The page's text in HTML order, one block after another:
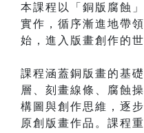
本課程以「銅版腐蝕
實作，循序漸進地帶
始，進入版畫創作的世
課程涵蓋銅版畫的基
層、刻畫線條、腐蝕
構圖與創作思維，逐
原創版畫作品。課程